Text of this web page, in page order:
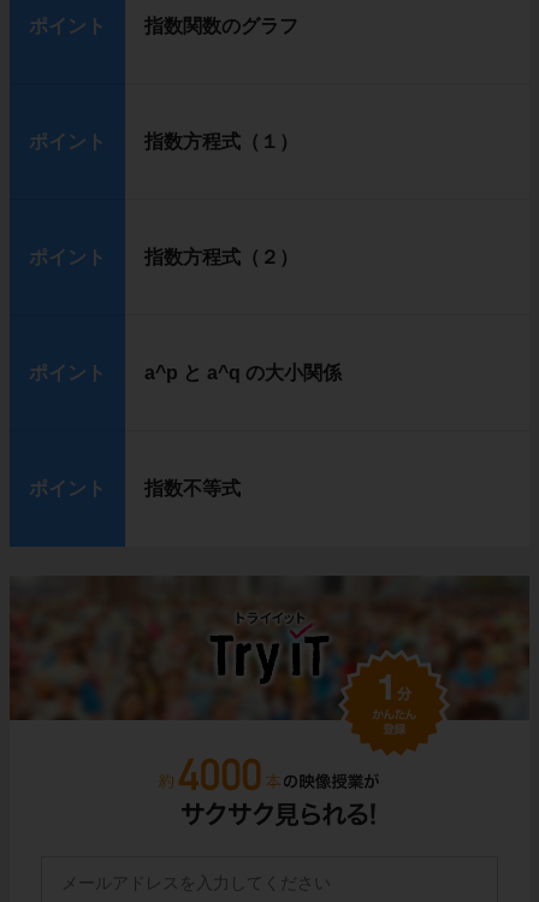
ポイント 指数関数のグラフ
ポイント 指数方程式（１）
ポイント 指数方程式（２）
ポイント a^p と a^q の大小関係
ポイント 指数不等式